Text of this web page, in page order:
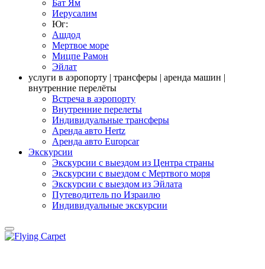
Бат Ям
Иерусалим
Юг:
Ашдод
Мертвое море
Мицпе Рамон
Эйлат
услуги в аэропорту | трансферы | аренда машин |
внутренние перелёты
Встреча в аэропорту
Внутренние перелеты
Индивидуальные трансферы
Аренда авто Hertz
Аренда авто Europcar
Экскурсии
Экскурсии с выездом из Центра страны
Экскурсии с выездом c Мертвого моря
Экскурсии с выездом из Эйлата
Путеводитель по Израилю
Индивидуальные экскурсии